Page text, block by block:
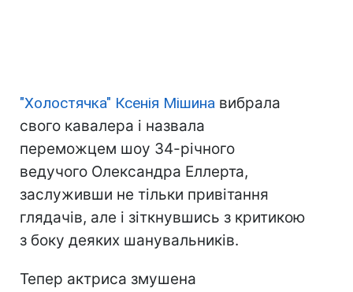
"Холостячка" Ксенія Мішина вибрала
свого кавалера і назвала
переможцем шоу 34-річного
ведучого Олександра Еллерта,
заслуживши не тільки привітання
глядачів, але і зіткнувшись з критикою
з боку деяких шанувальників.
Тепер актриса змушена